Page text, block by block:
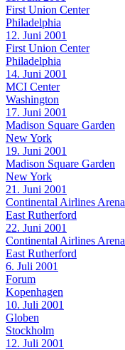
First Union Center
Philadelphia
12. Juni 2001
First Union Center
Philadelphia
14. Juni 2001
MCI Center
Washington
17. Juni 2001
Madison Square Garden
New York
19. Juni 2001
Madison Square Garden
New York
21. Juni 2001
Continental Airlines Arena
East Rutherford
22. Juni 2001
Continental Airlines Arena
East Rutherford
6. Juli 2001
Forum
Kopenhagen
10. Juli 2001
Globen
Stockholm
12. Juli 2001